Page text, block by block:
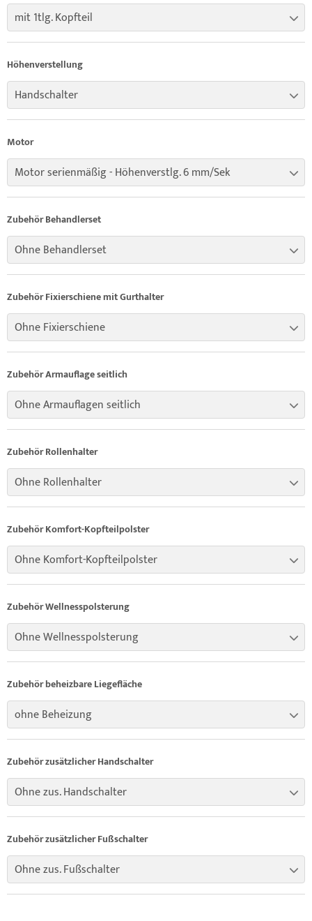
mit 1tlg. Kopfteil
Höhenverstellung
Handschalter
Motor
Motor serienmäßig - Höhenverstlg. 6 mm/Sek
Zubehör Behandlerset
Ohne Behandlerset
Zubehör Fixierschiene mit Gurthalter
Ohne Fixierschiene
Zubehör Armauflage seitlich
Ohne Armauflagen seitlich
Zubehör Rollenhalter
Ohne Rollenhalter
Zubehör Komfort-Kopfteilpolster
Ohne Komfort-Kopfteilpolster
Zubehör Wellnesspolsterung
Ohne Wellnesspolsterung
Zubehör beheizbare Liegefläche
ohne Beheizung
Zubehör zusätzlicher Handschalter
Ohne zus. Handschalter
Zubehör zusätzlicher Fußschalter
Ohne zus. Fußschalter